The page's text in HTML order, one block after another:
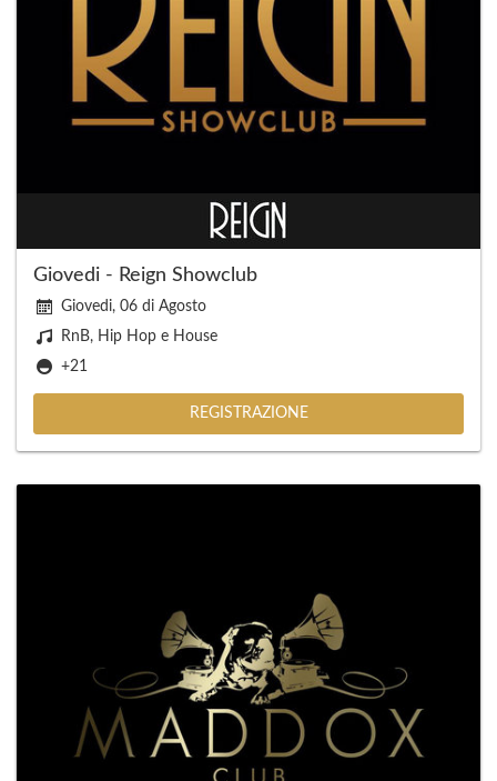
Giovedi - Reign Showclub
Giovedi, 06 di Agosto
RnB, Hip Hop e House
+21
REGISTRAZIONE